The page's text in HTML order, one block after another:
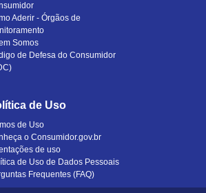
Aderir - Órgãos de
Somos
de Defesa do Consumidor
de Uso
de Uso
o Consumidor.gov.br
de uso
de Uso de Dados Pessoais
Frequentes (FAQ)